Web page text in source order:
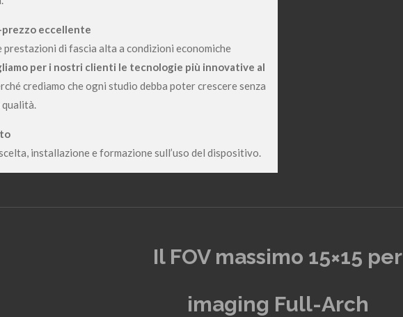
eccellente
di fascia alta a condizioni economiche
per i nostri clienti le tecnologie più innovative al
crediamo che ogni studio debba poter crescere senza
qualità.
installazione e formazione sull’uso del dispositivo.
Il FOV massimo 15×15 per
imaging Full-Arch